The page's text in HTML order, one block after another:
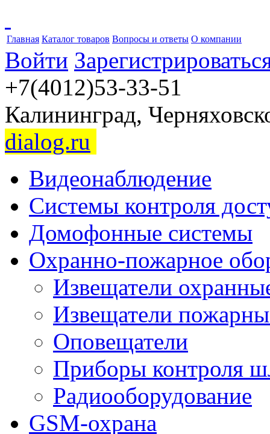
Главная Каталог товаров Вопросы и ответы О компании
Войти
+7(4012)53-33-51
Калининград,
dialog.ru
Видеонаблюдение
Системы контроля
Домофонные системы
Охранно-пожарное
Извещатели
Извещатели
Оповещатели
Приборы контроля
Радиооборудование
GSM-охрана